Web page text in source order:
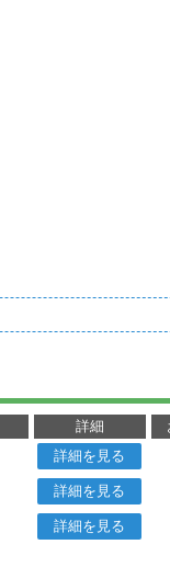
詳細
詳細を見る
詳細を見る
詳細を見る